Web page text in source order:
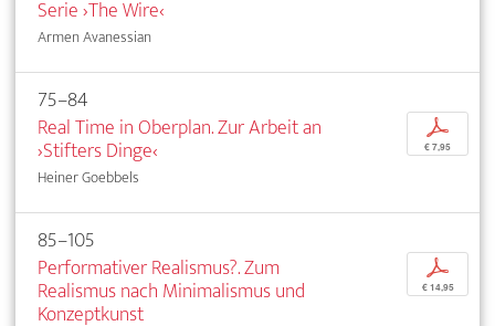
Serie ›The Wire‹
Armen Avanessian
75–84
Real Time in Oberplan. Zur Arbeit an
›Stifters Dinge‹
Heiner Goebbels
p
€ 7,95
85–105
Performativer Realismus?. Zum
Realismus nach Minimalismus und
Konzeptkunst
p
€ 14,95